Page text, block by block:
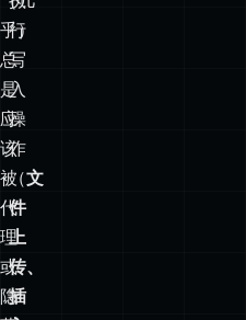
应
该
被
代
理
或
隐
藏。
操
作
（
件
上
传、
插
入
数
据
库